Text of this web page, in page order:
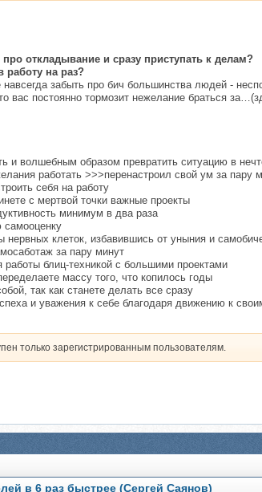
про откладывание и сразу приступать к делам?
работу на раз?
забыть про бич большинства людей -
вас постоянно тормозит нежелание браться
и волшебным образом превратить ситуацию в
работать >>>перенастроил свой ум за
себя на работу
с мертвой точки важные проекты
минимум в два раза
нервных клеток, избавившись от уныния и
за пару минут
блиц-техникой с большими проектами
массу того, что копилось годы
так как станете делать все сразу
и уважения к себе благодаря движению к
только зарегистрированным пользователям.
в 6 раз быстрее (Сергей Саянов)